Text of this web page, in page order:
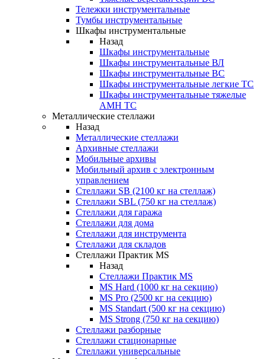
Тележки инструментальные
Тумбы инструментальные
Шкафы инструментальные
Назад
Шкафы инструментальные
Шкафы инструментальные ВЛ
Шкафы инструментальные ВС
Шкафы инструментальные легкие ТС
Шкафы инструментальные тяжелые
AMH TC
Металлические стеллажи
Назад
Металлические стеллажи
Архивные стеллажи
Мобильные архивы
Мобильный архив с электронным
управлением
Стеллажи SB (2100 кг на стеллаж)
Стеллажи SBL (750 кг на стеллаж)
Стеллажи для гаража
Стеллажи для дома
Стеллажи для инструмента
Стеллажи для складов
Стеллажи Практик MS
Назад
Стеллажи Практик MS
MS Hard (1000 кг на секцию)
MS Pro (2500 кг на секцию)
MS Standart (500 кг на секцию)
MS Strong (750 кг на секцию)
Стеллажи разборные
Стеллажи стационарные
Стеллажи универсальные